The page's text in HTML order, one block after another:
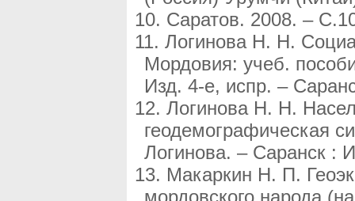
Саратов. 2008. –
Логинова Н. Н.
Мордовия: учеб.
Изд. 4-е, испр. –
Логинова Н. Н.
геодемографическая
Логинова. – Саранск :
Макаркин Н. П.
мордовского народа